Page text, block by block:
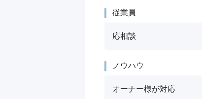
従業員
応相談
ノウハウ
オーナー様が対応